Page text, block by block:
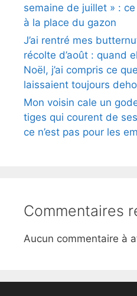
semaine de juillet » :
à la place du gazon
J’ai rentré mes
récolte d’août : quand
Noël, j’ai compris ce
laissaient toujours
Mon voisin cale un
tiges qui courent de
ce n’est pas pour les
Commentaires
Aucun commentaire à